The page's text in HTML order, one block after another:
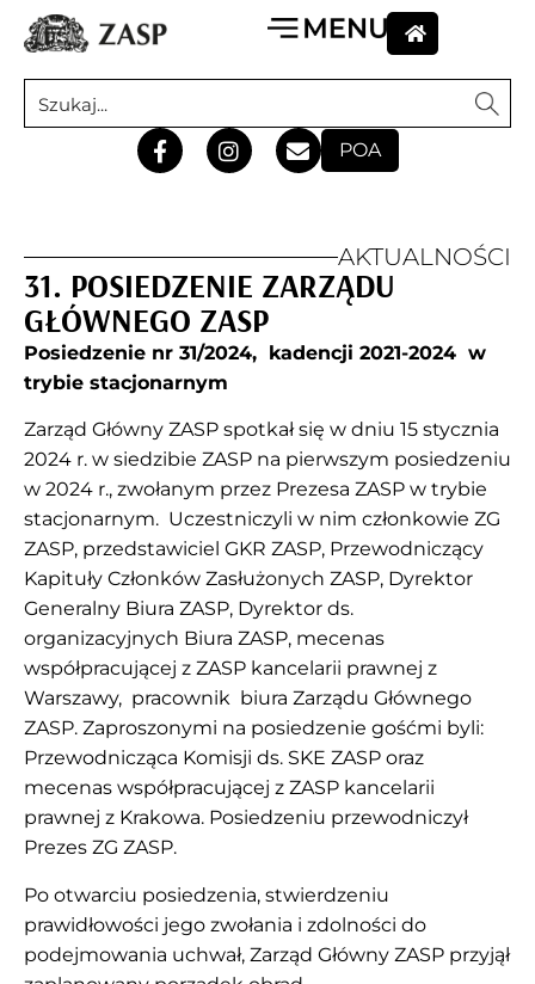
POA
AKTUALNOŚCI
31. POSIEDZENIE ZARZĄDU
GŁÓWNEGO ZASP
Posiedzenie nr 31/2024, kadencji 2021-2024 w
trybie stacjonarnym
Zarząd Główny ZASP spotkał się w dniu 15 stycznia
2024 r. w siedzibie ZASP na pierwszym posiedzeniu
w 2024 r., zwołanym przez Prezesa ZASP w trybie
stacjonarnym. Uczestniczyli w nim członkowie ZG
ZASP, przedstawiciel GKR ZASP, Przewodniczący
Kapituły Członków Zasłużonych ZASP, Dyrektor
Generalny Biura ZASP, Dyrektor ds.
organizacyjnych Biura ZASP, mecenas
współpracującej z ZASP kancelarii prawnej z
Warszawy, pracownik biura Zarządu Głównego
ZASP. Zaproszonymi na posiedzenie gośćmi byli:
Przewodnicząca Komisji ds. SKE ZASP oraz
mecenas współpracującej z ZASP kancelarii
prawnej z Krakowa. Posiedzeniu przewodniczył
Prezes ZG ZASP.
Po otwarciu posiedzenia, stwierdzeniu
prawidłowości jego zwołania i zdolności do
podejmowania uchwał, Zarząd Główny ZASP przyjął